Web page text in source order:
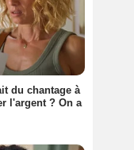
du chantage à
l'argent ? On a